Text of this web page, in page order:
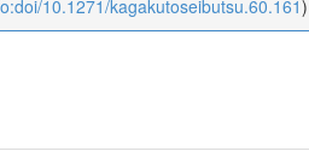
10.1271/kagakutoseibutsu.60.161)